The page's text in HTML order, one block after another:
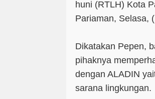
huni (RTLH) Kota
Pariaman, Selasa,
Dikatakan Pepen,
pihaknya
dengan ALADIN
sarana lingkungan.